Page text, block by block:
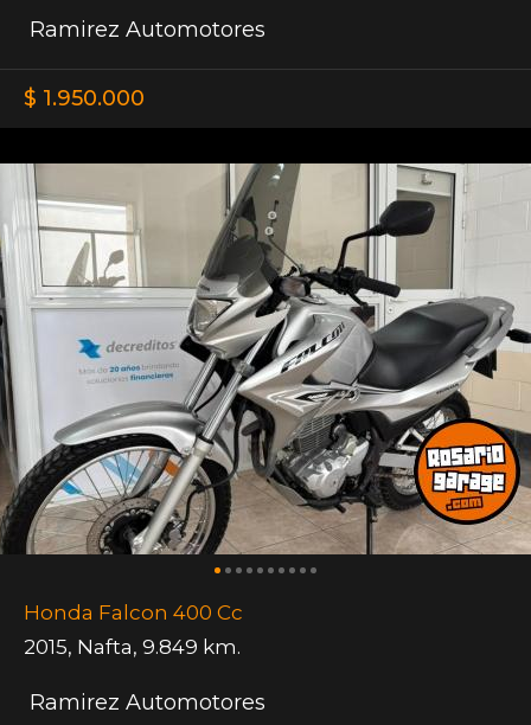
Ramirez Automotores
$ 1.950.000
Honda Falcon 400 Cc
2015, Nafta, 9.849 km.
Ramirez Automotores